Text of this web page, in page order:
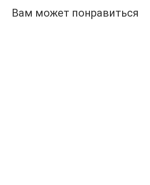
Вам может понравиться